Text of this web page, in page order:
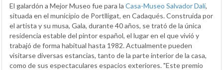
El galardón a Mejor Museo fue para la Casa-Museo Salvador Dalí,
situada en el municipio de Portlligat, en Cadaqués. Construida por
el artista y su musa, Gala, durante 40 años, se trató de la única
residencia estable del pintor español, el lugar en el que vivió y
trabajó de forma habitual hasta 1982. Actualmente pueden
visitarse diversas estancias, tanto de la parte interior de la casa,
como de sus espectaculares espacios exteriores. "Este premio